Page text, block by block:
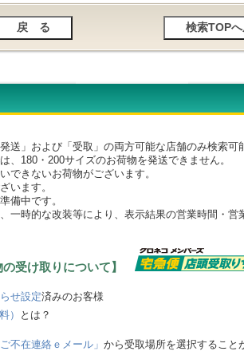
」および「受取」の両方可能な店舗のみ検索可
180・200サイズのお荷物を発送できません。
きないお荷物がございます。
ます。
中です。
一時的な改装等により、表示結果の営業時間・営
の受け取りについて】
せ設定済みのお客様
）
とは？
ご不在連絡ｅメール」 から受取場所を選択すること